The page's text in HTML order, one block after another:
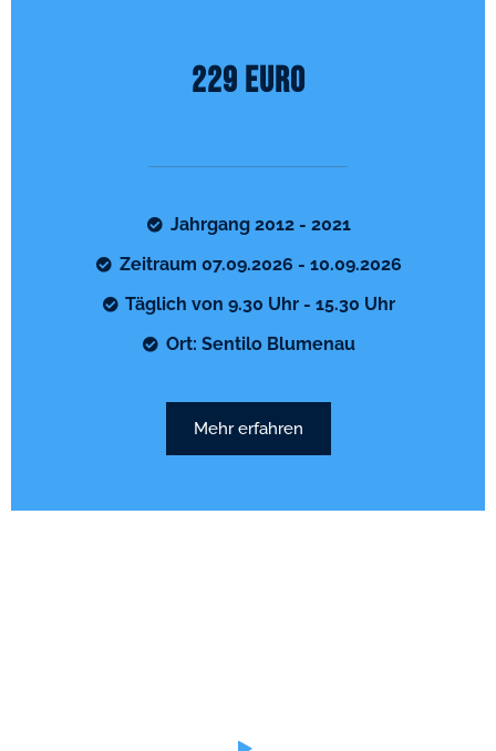
229 Euro
Jahrgang 2012 - 2021
Zeitraum 07.09.2026 - 10.09.2026
Täglich von 9.30 Uhr - 15.30 Uhr
Ort: Sentilo Blumenau
Mehr erfahren